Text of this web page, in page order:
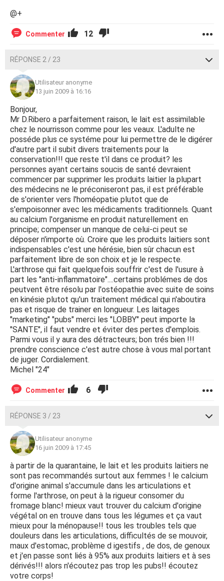
@+
Commenter 12
RÉPONSE 2 / 23
Utilisateur anonyme
13 juin 2009 à 16:16
Bonjour,
Mr D.Ribero a parfaitement raison, le lait est assimilable
chez le nourrisson comme pour les veaux. L'adulte ne
posséde plus ce systéme pour lui permettre de le digérer
d'autre part il subit divers traitements pour la
conservation!!! que reste t'il dans ce produit? les
personnes ayant certains soucis de santé devraient
commencer par supprimer les produits laitier la plupart
des médecins ne le préconiseront pas, il est préférable
de s'orienter vers l'homéopatie plutot que de
s'empoisonner avec les médicaments traditionnels. Quant
au calcium l'organisme en produit naturellement en
principe; compenser un manque de celui-ci peut se
déposer n'importe où. Croire que les produits laitiers sont
indispensables c'est une hérésie, bien sûr chacun est
parfaitement libre de son choix et je le respecte.
L'arthrose qui fait quelquefois souffrir c'est de l'usure à
part les "anti-inflammatoire"....certains problémes de dos
peutvent être résolu par l'ostéopathie avec suite de soins
en kinésie plutot qu'un traitement médical qui n'aboutira
pas et risque de trainer en longueur. Les laitages
"marketing" "pubs" merci les "LOBBY" peut importe la
"SANTE", il faut vendre et éviter des pertes d'emplois.
Parmi vous il y aura des détracteurs; bon trés bien !!!
prendre conscience c'est autre chose à vous mal portant
de juger. Cordialement.
Michel "24"
Commenter 6
RÉPONSE 3 / 23
Utilisateur anonyme
16 juin 2009 à 17:45
à partir de la quarantaine, le lait et les produits laitiers ne
sont pas recommandés surtout aux femmes ! le calcium
d'origine animal s'accumule dans les articulations et
forme l'arthrose, on peut à la rigueur consomer du
fromage blanc! mieux vaut trouver du calcium d'origine
végétal on en trouve dans tous les légumes et ça vaut
mieux pour la ménopause!! tous les troubles tels que
douleurs dans les articulations, difficultés de se mouvoir,
maux d'estomac, problème d igestifs , de dos, de genoux
et j'en passe sont liés à 95% aux produits laitiers et à ses
dérivés!!! alors n'écoutez pas trop les pubs!! écoutez
votre corps!